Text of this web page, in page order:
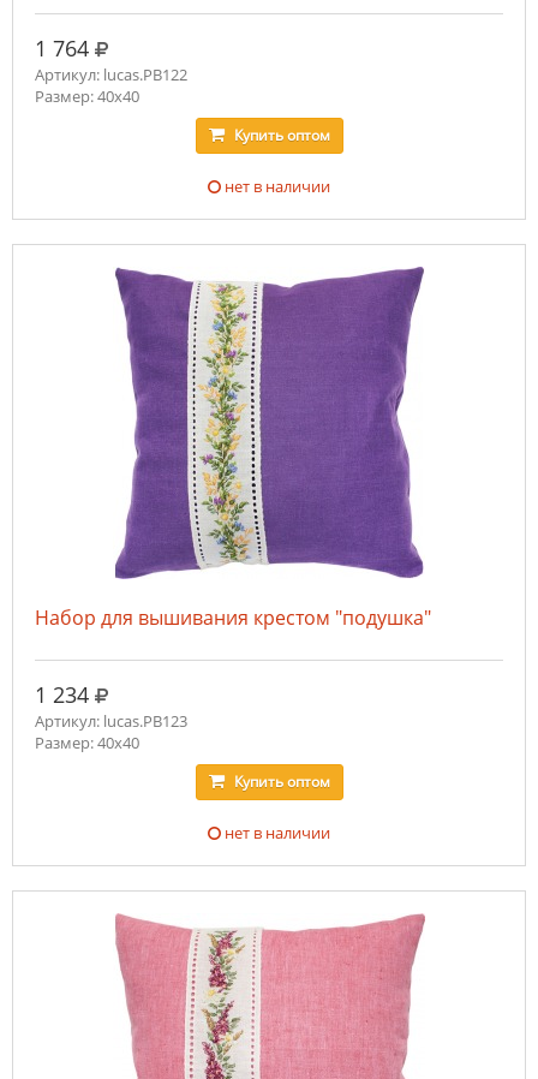
1 764 руб.
Артикул: lucas.PB122
Размер: 40x40
Купитьоптом
нет в наличии
Набор для вышивания крестом "подушка"
1 234 руб.
Артикул: lucas.PB123
Размер: 40х40
Купитьоптом
нет в наличии